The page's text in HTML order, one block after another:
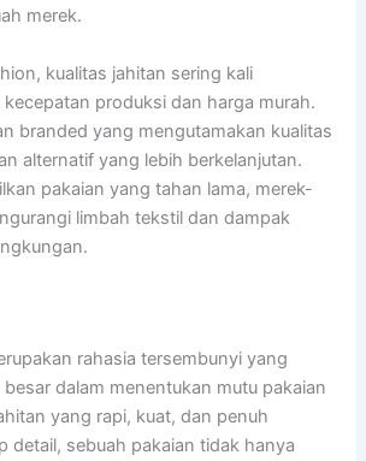
merek.
kualitas jahitan sering kali
produksi dan harga murah.
branded yang mengutamakan kualitas
alternatif yang lebih berkelanjutan.
pakaian yang tahan lama, merek-
limbah tekstil dan dampak
rahasia tersembunyi yang
dalam menentukan mutu pakaian
yang rapi, kuat, dan penuh
detail, sebuah pakaian tidak hanya